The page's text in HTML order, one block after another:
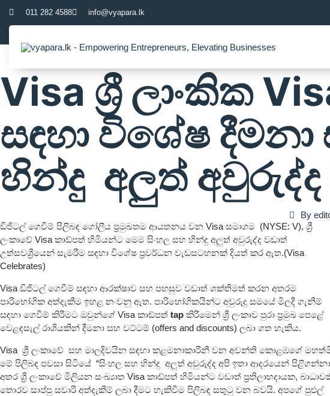
011 282 4588 info@vyapara.lk
Visa ශ්‍රී ලාංකික
සඳහා විශේෂ
හින්දු අලුත්
By
ඩිජිටල් ගෙවීම් පිලිබඳ ගෝලීය ප්‍රමුඛතම ආයතනය වන Visa සමාගම (NYSE: V), ශ්‍රී
ලංකාවේ Visa කාඩ්පත් හිමියන්ට මෙම සිංහල සහ හින්දු අලුත් අවුරුද්ද වඩාත්
උත්සවශ්‍රීයෙන් සැමරීම සඳහා විශේෂ ප්‍රවර්ධන වැඩසටහනක් දියත් කර ඇත.(Visa
Celebrates)
Visa ඩිජිටල් ගෙවීම් සඳහා ආරක්ෂාව සහ පහසුව වඩාත් ශක්තිමත් කරන අතරම
පාරිභෝගික අත්දැකීම ඉහළ නංවනු ඇත. පාරිභෝගිකයින්ට අවුරුදු සමයේ මිලදී ගැනීම්
සඳහා ගෙවීම් කිරීමට ඔවුන්ගේ Visa කාඩ්පත් tap කිරීමෙන් ශ්‍රී ලංකාව පුරා ප්‍රමුඛ පෙළේ
වෙළඳසැල් රාශියකින් දීමනා සහ වට්ටම් (offers and discounts) ලබා ගත හැකිය.
Visa ශ්‍රී ලංකාවේ සහ මාලදිවයින සඳහා කළමනාකාරිනී වන අවන්ති කොළඹගේ
මේ පිලිබඳ පවසා සිටියේ “සිංහල සහ හින්දු අලුත් අවුරුද්ද අපි ඉතා ආදරයෙන් පිළිගන්නා
අතර ශ්‍රී ලංකාවේ මිලියන සංඛ්‍යාත Visa කාඩ්පත් හිමියන්ට වඩාත් ප්‍රතිලාභදායක,
තොරව සාප්පු සවාරි අත්දැකීම් ලබා දීමට හැකිවීම පිලිබඳ සතුටු වන බවයි. අපගේ පුළුල්